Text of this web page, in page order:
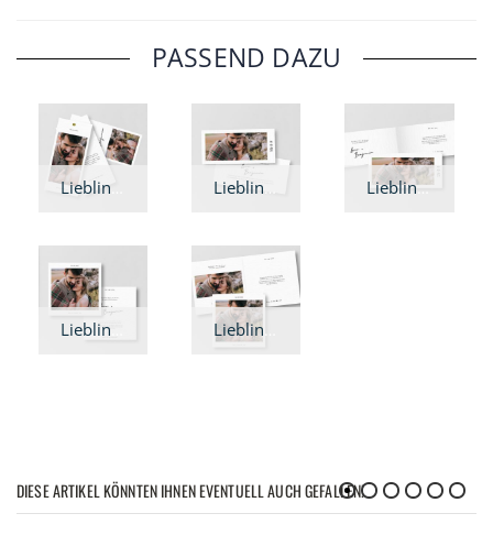
PASSEND DAZU
Lieblingsdatum - Hochzeitseinladung DIN lang Fächer Lieblingsdatum - Hochzeitseinladung DIN lang Klappkarte
DIESE ARTIKEL KÖNNTEN IHNEN EVENTUELL AUCH GEFALLEN!